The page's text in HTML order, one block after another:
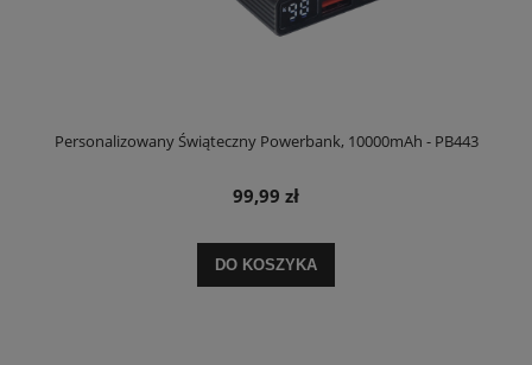
Personalizowany Świąteczny Powerbank, 10000mAh - PB443
99,99 zł
DO KOSZYKA